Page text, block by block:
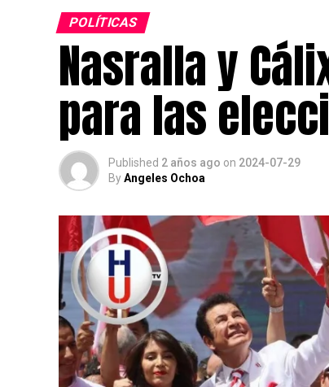
POLÍTICAS
Nasralla y
para las
Published 2 años ago on 2024-07-29
ByAngeles Ochoa